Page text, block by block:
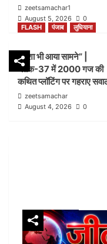
FLASH
पांवटा साहिब
रफ्तार, AAP
4
डम्मी निगम
भेदभाव और
zeetsamachar1
August 5, 2026
0
FLASH
पंजाब लुधियाना
नक्शा भी आया सामने” |
ब्लॉक-37 में 2000 गज की
कथित प्लॉटिंग पर गहराए
zeetsamachar
August 4, 2026
0